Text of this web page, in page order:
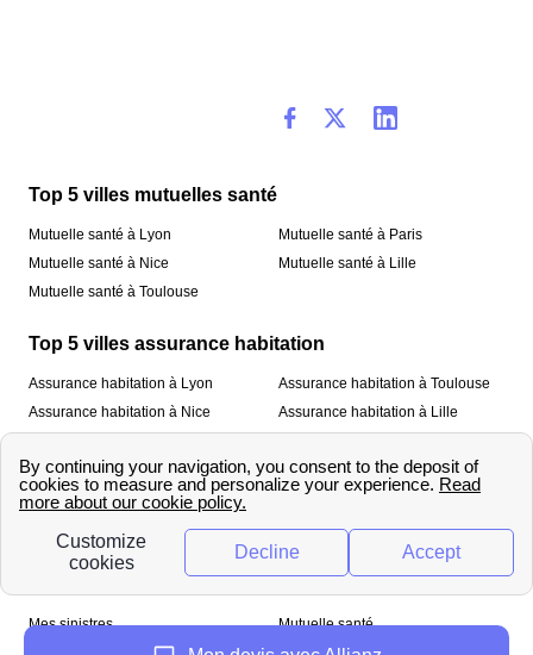
Top 5 villes mutuelles santé
Mutuelle santé à Lyon
Mutuelle santé à Nice
Mutuelle santé à Toulouse
Mutuelle santé à Paris
Mutuelle santé à Lille
Top 5 villes assurance habitation
Assurance habitation à Lyon
Assurance habitation à Nice
Assurance habitation à Toulouse
Assurance habitation à Lille
À propos
Qui sommes-nous ? Mentions légales
Mes sinistres
Mutuelle santé